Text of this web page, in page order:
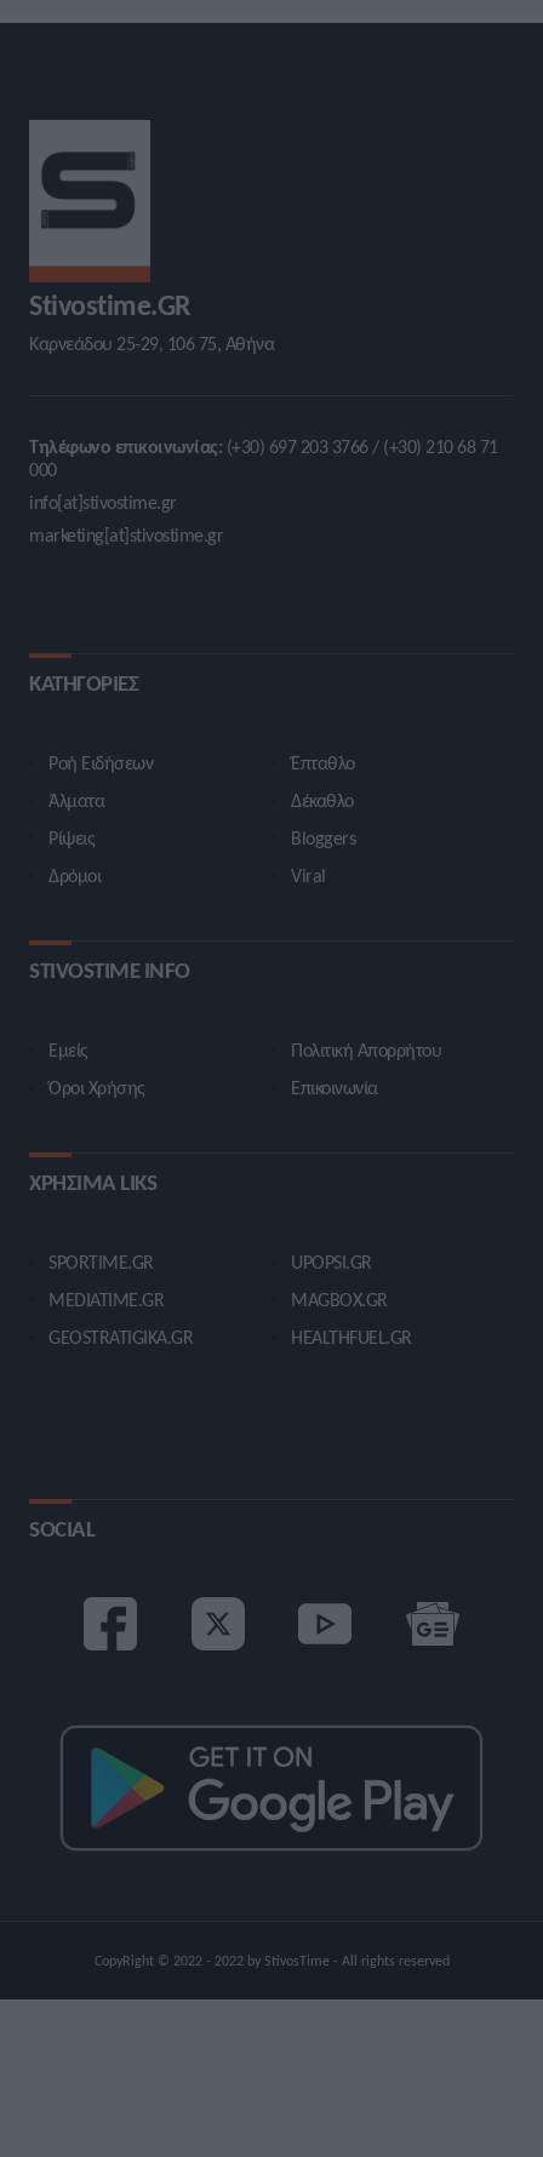
Stivostime.GR
Καρνεάδου 25-29, 106 75, Αθήνα
Τηλέφωνο επικοινωνίας: (+30) 697 203 3766 / (+30) 210 68 71
000
info[at]stivostime.gr
marketing[at]stivostime.gr
ΚΑΤΗΓΟΡΙΕΣ
Ροή Ειδήσεων
Άλματα
Ρίψεις
Δρόμοι
Έπταθλο
Δέκαθλο
Bloggers
Viral
STIVOSTIME INFO
Εμείς
Όροι Χρήσης
Πολιτική Απορρήτου
Επικοινωνία
ΧΡΗΣΙΜΑ LIKS
SPORTIME.GR
MEDIATIME.GR
GEOSTRATIGIKA.GR
UPOPSI.GR
MAGBOX.GR
HEALTHFUEL.GR
SOCIAL
CopyRight © 2022 - 2022 by StivosTime - All rights reserved